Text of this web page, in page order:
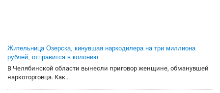
Жительница Озерска, кинувшая наркодилера на три миллиона
рублей, отправится в колонию
В Челябинской области вынесли приговор женщине, обманувшей
наркоторговца. Как...